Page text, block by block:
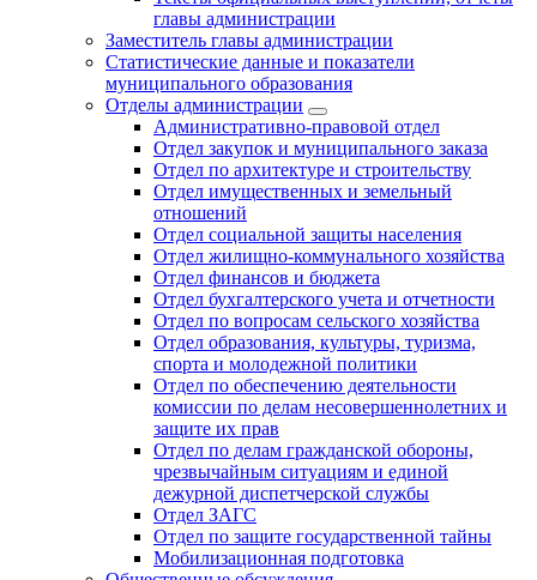
главы администрации
Заместитель главы администрации
Статистические данные и показатели
муниципального образования
Отделы администрации
Административно-правовой отдел
Отдел закупок и муниципального заказа
Отдел по архитектуре и строительству
Отдел имущественных и земельный
отношений
Отдел социальной защиты населения
Отдел жилищно-коммунального хозяйства
Отдел финансов и бюджета
Отдел бухгалтерского учета и отчетности
Отдел по вопросам сельского хозяйства
Отдел образования, культуры, туризма,
спорта и молодежной политики
Отдел по обеспечению деятельности
комиссии по делам несовершеннолетних и
защите их прав
Отдел по делам гражданской обороны,
чрезвычайным ситуациям и единой
дежурной диспетчерской службы
Отдел ЗАГС
Отдел по защите государственной тайны
Мобилизационная подготовка